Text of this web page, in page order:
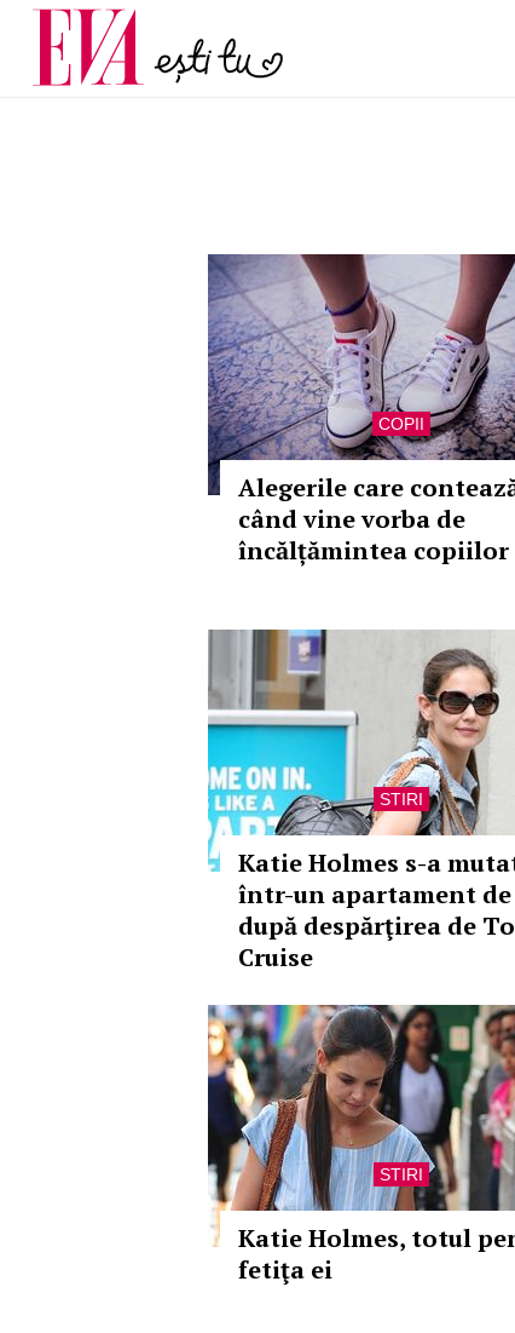
COPII
Alegerile care
când vine vorba de
încălțămintea copiilor
STIRI
Katie Holmes s-a
într-un apartament
după despărţirea de
Cruise
STIRI
Katie Holmes, totul
fetiţa ei
Carieră
Actualitate
pe măsură ce